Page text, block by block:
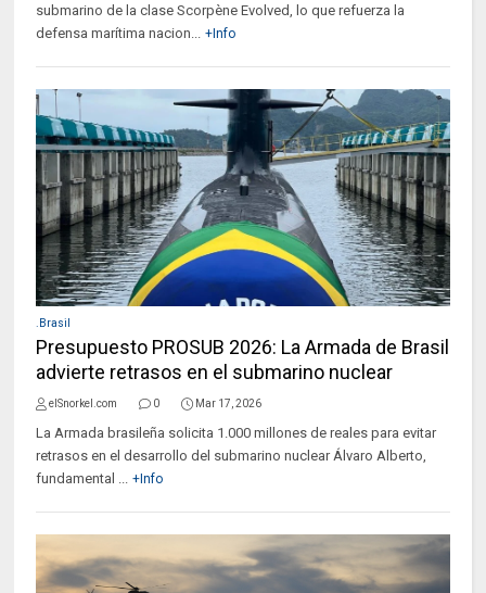
submarino de la clase Scorpène Evolved, lo que refuerza la
defensa marítima nacion... +Info
.Brasil
Presupuesto PROSUB 2026: La Armada de Brasil
advierte retrasos en el submarino nuclear
elSnorkel.com 0 Mar 17, 2026
La Armada brasileña solicita 1.000 millones de reales para evitar
retrasos en el desarrollo del submarino nuclear Álvaro Alberto,
fundamental ... +Info